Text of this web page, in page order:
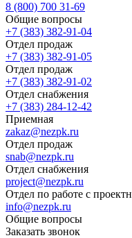
8 (800) 700 31-69
Общие вопросы
+7 (383) 382-91-04
Отдел продаж
+7 (383) 382-91-05
Отдел продаж
+7 (383) 382-91-02
Отдел снабжения
+7 (383) 284-12-42
Приемная
zakaz@nezpk.ru
Отдел продаж
snab@nezpk.ru
Отдел снабжения
project@nezpk.ru
Отдел по работе с
info@nezpk.ru
Общие вопросы
Заказать звонок